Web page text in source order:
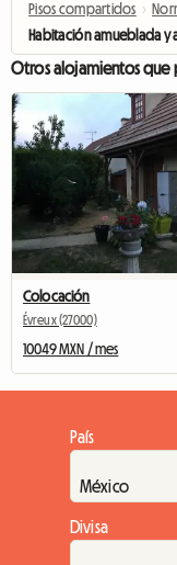
Pisos compartidos ›
Habitación amueblada y
Otros alojamientos que
Colocación
Évreux (27000)
10049 MXN / mes
País
Divisa